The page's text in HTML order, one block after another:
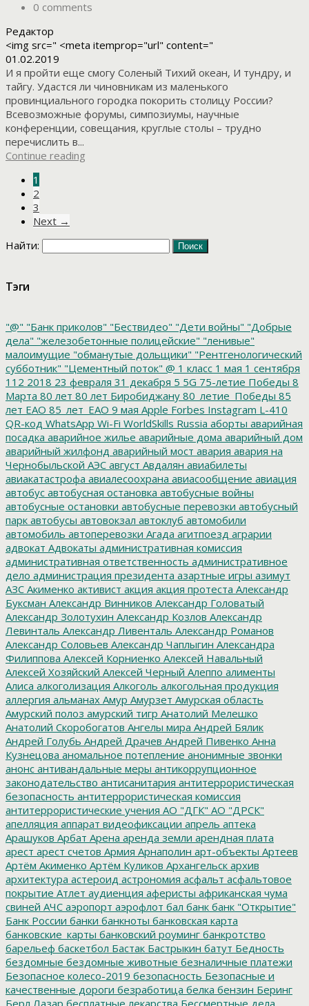
0 comments
Редактор
<img src=" <meta itemprop="url" content="
01.02.2019
И я пройти еще смогу Соленый Тихий океан, И тундру, и
тайгу. Удастся ли чиновникам из маленького
провинциального городка покорить столицу России?
Всевозможные форумы, симпозиумы, научные
конференции, совещания, круглые столы – трудно
перечислить в...
Continue reading
1
2
3
Next →
Найти:
Тэги
"@" "Банк приколов" "Бествидео" "Дети войны" "Добрые
дела" "железобетонные полицейские" "ленивые"
малоимущие "обманутые дольщики" "Рентгенологический
субботник" "Цементный поток" @ 1 класс 1 мая 1 сентября
112 2018 23 февраля 31 декабря 5 5G 75-летие Победы 8
Марта 80 лет 80 лет Биробиджану 80_летие_Победы 85
лет ЕАО 85_лет_ЕАО 9 мая Apple Forbes Instagram L-410
QR-код WhatsApp Wi-Fi WorldSkills Russia аборты аварийная
посадка аварийное жилье аварийные дома аварийный дом
аварийный жилфонд аварийный мост авария авария на
Чернобыльской АЭС август Авдалян авиабилеты
авиакатастрофа авиалесоохрана авиасообщение авиация
автобус автобусная остановка автобусные войны
автобусные остановки автобусные перевозки автобусный
парк автобусы автовокзал автоклуб автомобили
автомобиль автоперевозки Агада агитпоезд аграрии
адвокат Адвокаты административная комиссия
административная ответственность административное
дело администрация президента азартные игры азимут
АЗС Акименко активист акция акция протеста Александр
Буксман Александр Винников Александр Головатый
Александр Золотухин Александр Козлов Александр
Левинталь Александр Ливенталь Александр Романов
Александр Соловьев Александр Чаплыгин Александра
Филиппова Алексей Корниенко Алексей Навальный
Алексей Хозяйский Алексей Черный Алеппо алименты
Алиса алкоголизация Алкоголь алкогольная продукция
аллергия альманах Амур Амурзет Амурская область
Амурский полоз амурский тигр Анатолий Мелешко
Анатолий Скоробогатов Ангелы мира Андрей Бялик
Андрей Голубь Андрей Драчев Андрей Пивенко Анна
Кузнецова аномальное потепление анонимные звонки
анонс антивандальные меры антикоррупционное
законодательство антисанитария антитеррористическая
безопасность антитеррористическая комиссия
антитеррористические учения АО "ДГК" АО "ДРСК"
апелляция аппарат видеофиксации апрель аптека
Арашуков Арбат Арена аренда земли арендная плата
арест арест счетов Армия Арнаполин арт-объекты Артеев
Артём Акименко Артём Куликов Архангельск архив
архитектура астероид астрономия асфальт асфальтовое
покрытие Атлет аудиенция аферисты африканская чума
свиней АЧС аэропорт аэрофлот бал банк банк "Открытие"
Банк России банки банкноты банковская карта
банковские_карты банковский роуминг банкротство
барельеф баскетбол Бастак Бастрыкин батут Бедность
бездомные бездомные животные безналичные платежи
Безопасное колесо-2019 безопасность Безопасные и
качественные дороги безработица белка бензин Беринг